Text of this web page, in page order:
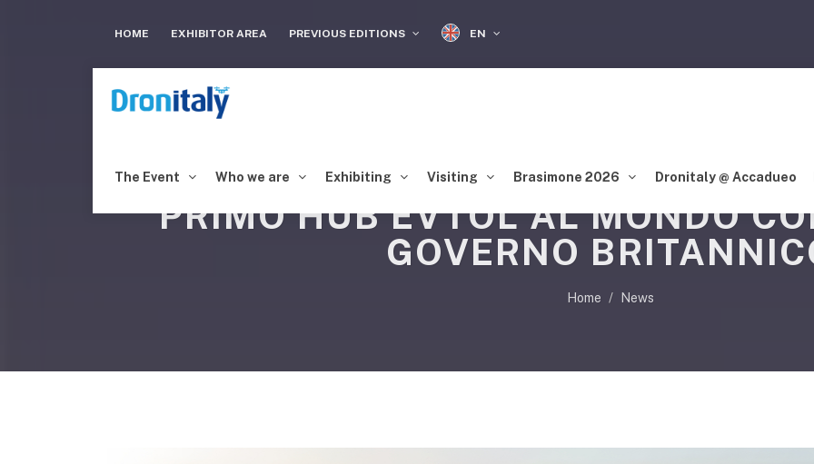
HOME EXHIBITOR AREA PREVIOUS EDITIONS EN
The Event Who we are Exhibiting Visiting Brasimone 2026 Dronitaly @ Accadueo
PRIMO HUB EVTOL AL MONDO
GOVERNO
Home News